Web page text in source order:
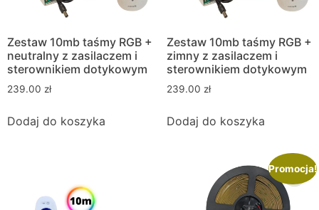
Zestaw 10mb taśmy RGB +
neutralny z zasilaczem i
sterownikiem dotykowym
239.00 zł
Dodaj do koszyka
Zestaw 10mb taśmy RGB +
zimny z zasilaczem i
sterownikiem dotykowym
239.00 zł
Dodaj do koszyka
Promocja!